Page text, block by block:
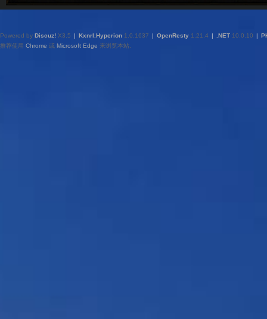
Powered by Discuz! X3.5 | Kxnrl.Hyperion 1.0.1637 | OpenResty 1.21.4 | .NET 10.0.10 |
推荐使用 Chrome 或 Microsoft Edge 来浏览本站.